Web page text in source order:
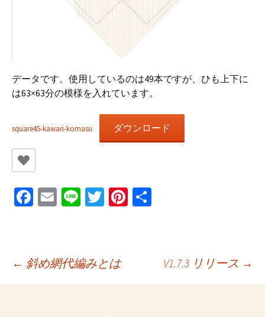
データです。使用しているのは49本ですが、ひも上下に
は63×63分の模様を入れています。
square45-kawari-komasu ダウンロード
Fa
o
o
k
E
l
Li T
er
Pi
投
← 斜め網代編みとは V1.7.3 リリース →